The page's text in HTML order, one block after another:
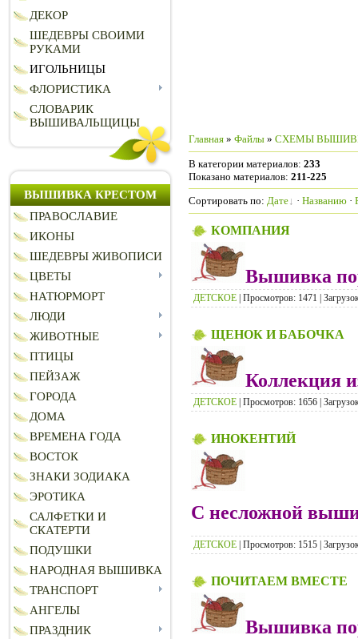
ДЕКОР
ШЕДЕВРЫ СВОИМИ
РУКАМИ
ИГОЛЬНИЦЫ
ФЛОРИСТИКА
СЛОВАРИК
ВЫШИВАЛЬЩИЦЫ
ВЫШИВКА КРЕСТОМ
ПРАВОСЛАВИЕ
ИКОНЫ
ШЕДЕВРЫ ЖИВОПИСИ
ЦВЕТЫ
НАТЮРМОРТ
ЛЮДИ
ЖИВОТНЫЕ
ПТИЦЫ
ПЕЙЗАЖ
ГОРОДА
ДОМА
ВРЕМЕНА ГОДА
ВОСТОК
ЗНАКИ ЗОДИАКА
ЭРОТИКА
САЛФЕТКИ И
СКАТЕРТИ
ПОДУШКИ
НАРОДНАЯ ВЫШИВКА
ТРАНСПОРТ
АНГЕЛЫ
ПРАЗДНИК
Главная » Файлы » СХЕМЫ
В категории материалов: 233
Показано материалов: 211-225
Сортировать по: Дате · Названию ·
КОМПАНИЯ
Вышивка
ДЕТСКОЕ | Просмотров: 1471 |
ЩЕНОК И БАБОЧКА
Коллекция
ДЕТСКОЕ | Просмотров: 1656 |
ИНОКЕНТИЙ
С несложной
ДЕТСКОЕ | Просмотров: 1515 |
ПОЧИТАЕМ ВМЕСТЕ
Вышивка